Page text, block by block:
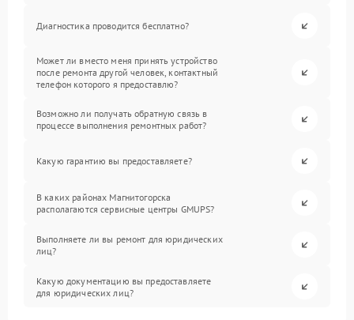
Диагностика проводится бесплатно?
Может ли вместо меня принять устройство
после ремонта другой человек, контактный
телефон которого я предоставлю?
Возможно ли получать обратную связь в
процессе выполнения ремонтных работ?
Какую гарантию вы предоставляете?
В каких районах Магнитогорска
располагаются сервисные центры GMUPS?
Выполняете ли вы ремонт для юридических
лиц?
Какую документацию вы предоставляете
для юридических лиц?